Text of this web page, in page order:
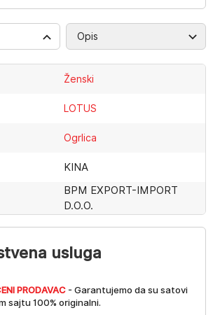
usluga
PRODAVAC - Garantujemo da su satovi
sajtu 100% originalni.
Opis
Ženski
LOTUS
Ogrlica
KINA
BPM EXPORT-IMPORT
D.O.O.